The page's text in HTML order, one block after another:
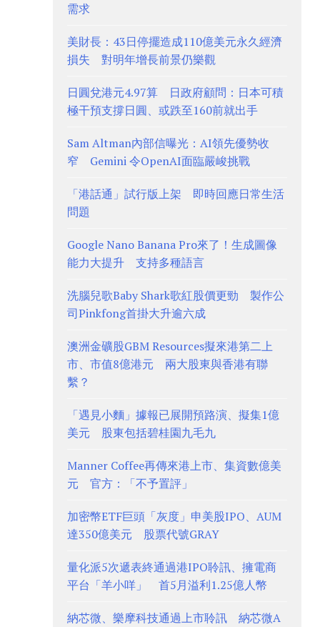
需求
美財長：43日停擺造成110億美元永久經濟
損失 對明年增長前景仍樂觀
日圓兌港元4.97算 日政府顧問：日本可積
極干預支撐日圓、或跌至160前就出手
Sam Altman內部信曝光：AI領先優勢收
窄 Gemini 令OpenAI面臨嚴峻挑戰
「港話通」試行版上架 即時回應日常生活
問題
Google Nano Banana Pro來了！生成圖像
能力大提升 支持多種語言
洗腦兒歌Baby Shark歌紅股價更勁 製作公
司Pinkfong首掛大升逾六成
澳洲金礦股GBM Resources擬來港第二上
市、市值8億港元 兩大股東與香港有聯
繫？
「遇見小麵」據報已展開預路演、擬集1億
美元 股東包括碧桂園九毛九
Manner Coffee再傳來港上市、集資數億美
元 官方：「不予置評」
加密幣ETF巨頭「灰度」申美股IPO、AUM
達350億美元 股票代號GRAY
量化派5次遞表終通過港IPO聆訊、擁電商
平台「羊小咩」 首5月溢利1.25億人幣
納芯微、樂摩科技通過上市聆訊 納芯微A